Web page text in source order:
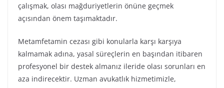
çalışmak, olası mağduriyetlerin önüne geçmek
açısından önem taşımaktadır.
Metamfetamin cezası gibi konularla karşı karşıya
kalmamak adına, yasal süreçlerin en başından itibaren
profesyonel bir destek almanız ileride olası sorunları en
aza indirecektir. Uzman avukatlık hizmetimizle,